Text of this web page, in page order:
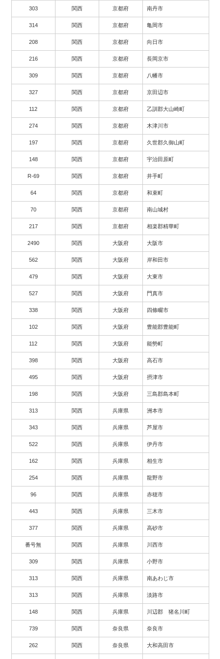
303 関西 京都府 南丹市
314 関西 京都府 亀岡市
208 関西 京都府 向日市
216 関西 京都府 長岡京市
309 関西 京都府 八幡市
327 関西 京都府 京田辺市
112 関西 京都府 乙訓郡大山崎町
274 関西 京都府 木津川市
197 関西 京都府 久世郡久御山町
148 関西 京都府 宇治田原町
R-69 関西 京都府 井手町
64 関西 京都府 和束町
70 関西 京都府 南山城村
217 関西 京都府 相楽郡精華町
2490 関西 大阪府 大阪市
562 関西 大阪府 岸和田市
479 関西 大阪府 大東市
527 関西 大阪府 門真市
338 関西 大阪府 四條畷市
102 関西 大阪府 豊能郡豊能町
112 関西 大阪府 能勢町
398 関西 大阪府 高石市
495 関西 大阪府 摂津市
198 関西 大阪府 三島郡島本町
313 関西 兵庫県 洲本市
343 関西 兵庫県 芦屋市
522 関西 兵庫県 伊丹市
162 関西 兵庫県 相生市
254 関西 兵庫県 龍野市
96 関西 兵庫県 赤穂市
443 関西 兵庫県 三木市
377 関西 兵庫県 高砂市
番号無 関西 兵庫県 川西市
309 関西 兵庫県 小野市
313 関西 兵庫県 南あわじ市
313 関西 兵庫県 淡路市
148 関西 兵庫県 川辺郡 猪名川町
739 関西 奈良県 奈良市
262 関西 奈良県 大和高田市